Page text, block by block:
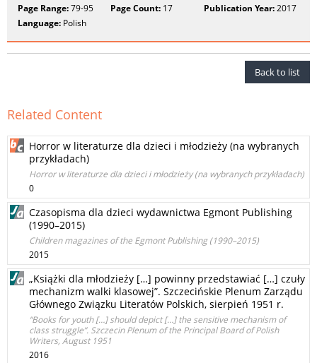
Page Range:79-95 Page Count: 17 Publication Year:2017
Language: Polish
Back to list
Related Content
Horror w literaturze dla dzieci i młodzieży (na wybranych
przykładach)
Horror w literaturze dla dzieci i młodzieży (na wybranych przykładach)
0
Czasopisma dla dzieci wydawnictwa Egmont Publishing
(1990–2015)
Children magazines of the Egmont Publishing (1990–2015)
2015
„Książki dla młodzieży […] powinny przedstawiać […] czuły
mechanizm walki klasowej”. Szczecińskie Plenum Zarządu
Głównego Związku Literatów Polskich, sierpień 1951 r.
“Books for youth […] should depict […] the sensitive mechanism of
class struggle”. Szczecin Plenum of the Principal Board of Polish
Writers, August 1951
2016